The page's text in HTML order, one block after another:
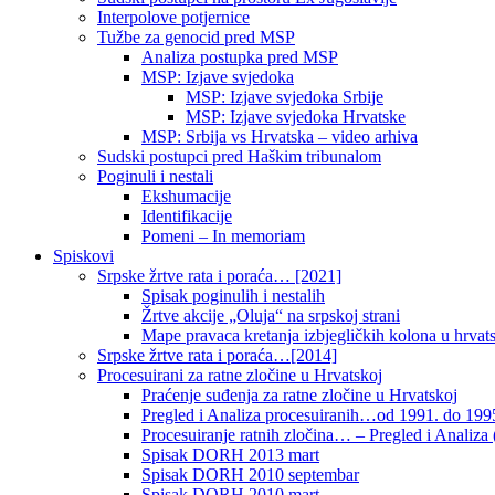
Interpolove potjernice
Tužbe za genocid pred MSP
Analiza postupka pred MSP
MSP: Izjave svjedoka
MSP: Izjave svjedoka Srbije
MSP: Izjave svjedoka Hrvatske
MSP: Srbija vs Hrvatska – video arhiva
Sudski postupci pred Haškim tribunalom
Poginuli i nestali
Ekshumacije
Identifikacije
Pomeni – In memoriam
Spiskovi
Srpske žrtve rata i poraća… [2021]
Spisak poginulih i nestalih
Žrtve akcije „Oluja“ na srpskoj strani
Mape pravaca kretanja izbjegličkih kolona u
Srpske žrtve rata i poraća…[2014]
Procesuirani za ratne zločine u Hrvatskoj
Praćenje suđenja za ratne zločine u Hrvatskoj
Pregled i Analiza procesuiranih…od 1991. do
Procesuiranje ratnih zločina… – Pregled i Analiza
Spisak DORH 2013 mart
Spisak DORH 2010 septembar